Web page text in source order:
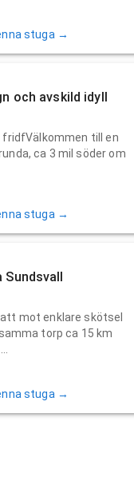
stuga →
och avskild idyll
fridfVälkommen till en
ca 3 mil söder om
stuga →
Sundsvall
mot enklare skötsel
torp ca 15 km
stuga →